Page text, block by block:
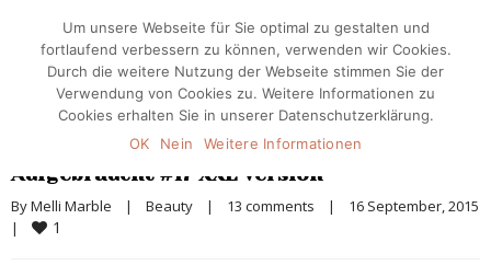
Aufgebraucht #17 XXL Version
By Melli Marble | Beauty | 13 comments |
|
1
Um unsere Webseite für Sie optimal zu gestalten und
fortlaufend verbessern zu können, verwenden wir Cookies.
Durch die weitere Nutzung der Webseite stimmen Sie der
Verwendung von Cookies zu. Weitere Informationen zu
Cookies erhalten Sie in unserer Datenschutzerklärung.
OK
Nein Weitere Informationen